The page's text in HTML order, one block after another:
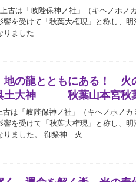
古は「岐陛保神ノ社」（キヘノホノ
響を受けて「秋葉大権現」と称し、
りました…
地の龍とともにある！
土大神 秋葉山本宮秋葉
は「岐陛保神ノ社」（キヘノホノカ
響を受けて「秋葉大権現」と称し、
りました。 御祭神 火…